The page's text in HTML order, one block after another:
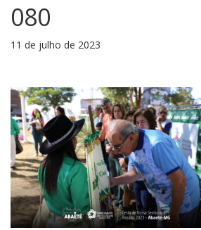
080
11 de julho de 2023